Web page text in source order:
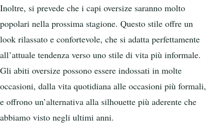
Inoltre, si prevede che i capi oversize saranno molto
popolari nella prossima stagione. Questo stile offre un
look rilassato e confortevole, che si adatta perfettamente
all’attuale tendenza verso uno stile di vita più informale.
Gli abiti oversize possono essere indossati in molte
occasioni, dalla vita quotidiana alle occasioni più formali,
e offrono un’alternativa alla silhouette più aderente che
abbiamo visto negli ultimi anni.